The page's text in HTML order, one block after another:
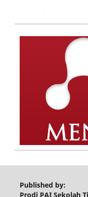
Published by:
Prodi PAI Sekolah